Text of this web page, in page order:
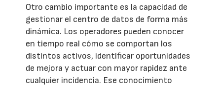
Otro cambio importante es la capacidad de
gestionar el centro de datos de forma más
dinámica. Los operadores pueden conocer
en tiempo real cómo se comportan los
distintos activos, identificar oportunidades
de mejora y actuar con mayor rapidez ante
cualquier incidencia. Ese conocimiento